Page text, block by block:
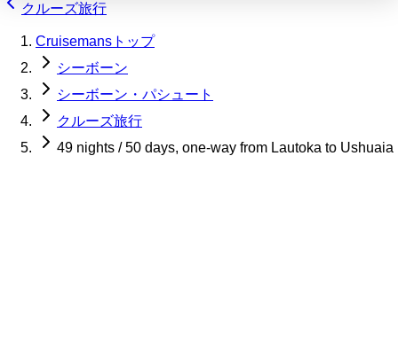
クルーズ旅行
Cruisemansトップ
シーボーン
シーボーン・パシュート
クルーズ旅行
49 nights / 50 days, one-way from Lautoka to Ushuaia